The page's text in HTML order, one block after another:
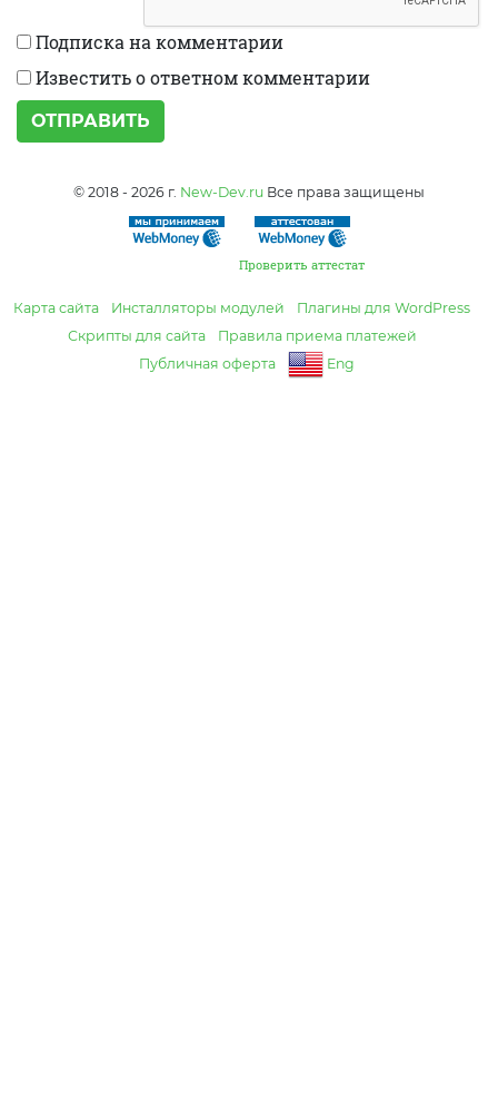
Подписка на комментарии
Известить о ответном комментарии
ОТПРАВИТЬ
© 2018 - 2026 г. New-Dev.ru Все права защищены
Проверить аттестат
Карта сайта Инсталляторы модулей
Плагины для WordPress
Скрипты для сайта
Правила приема платежей
Публичная оферта
Eng